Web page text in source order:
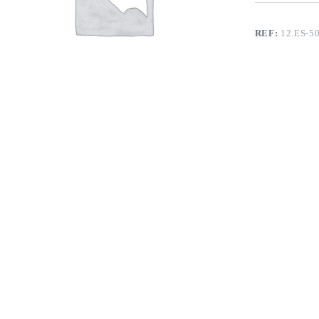
REF: 12.ES-